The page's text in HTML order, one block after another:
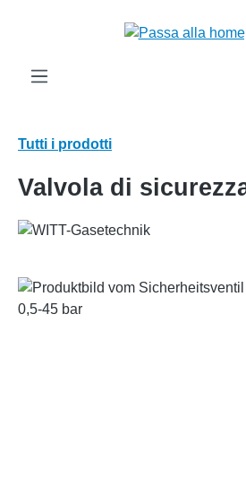
Tutti i prodotti
Valvola di
Salta la galleria di immagini